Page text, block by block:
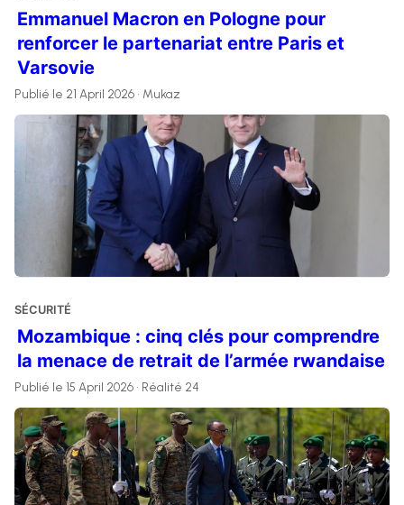
Emmanuel Macron en Pologne pour
renforcer le partenariat entre Paris et
Varsovie
Publié le 21 April 2026 • Mukaz
SÉCURITÉ
Mozambique : cinq clés pour comprendre
la menace de retrait de l’armée rwandaise
Publié le 15 April 2026 • Réalité 24